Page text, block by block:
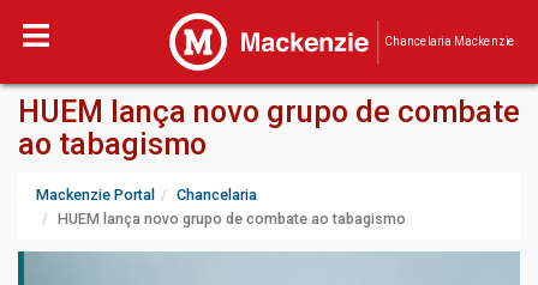
Chancelaria Mackenzie
HUEM lança novo grupo de combate
ao tabagismo
Mackenzie Portal
Chancelaria
HUEM lança novo grupo de combate ao tabagismo